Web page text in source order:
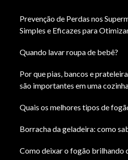
Prevenção de Perdas nos
Simples e Eficazes para
Quando lavar roupa de bebê?
Por que pias, bancos e
são importantes em uma
Quais os melhores tipos de
Borracha da geladeira: como
Como deixar o fogão brilhando